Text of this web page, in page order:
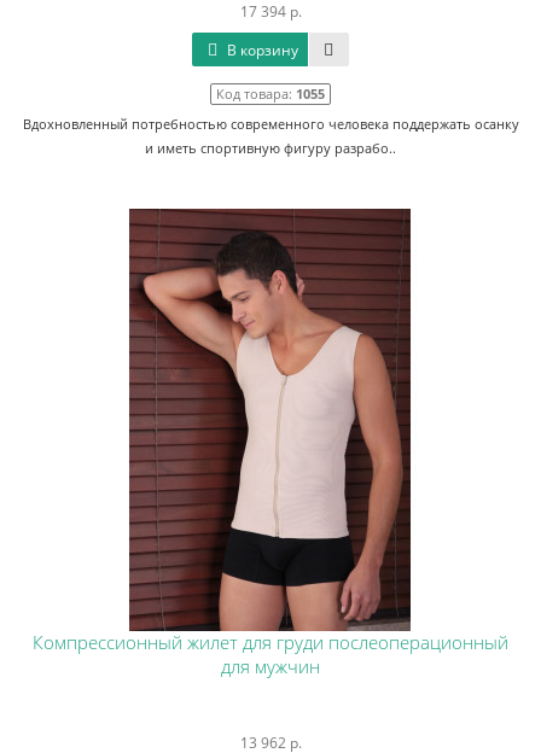
17 394 р.
В корзину
Код товара: 1055
Вдохновленный потребностью современного человека поддержать осанку
и иметь спортивную фигуру разрабо..
Компрессионный жилет для груди послеоперационный
для мужчин
13 962 р.